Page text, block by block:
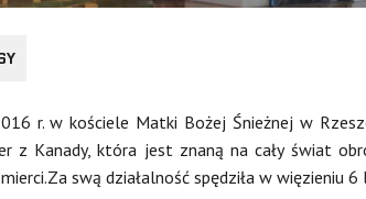
r. w kościele Matki Bożej Śnieżnej w
z Kanady, która jest znaną na cały świat
swą działalność spędziła w więzieniu 6